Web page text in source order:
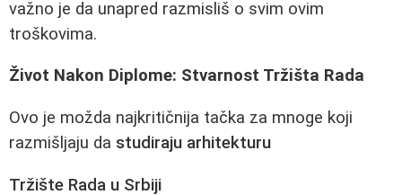
važno je da unapred razmisliš o svim ovim
troškovima.
Život Nakon Diplome: Stvarnost Tržišta Rada
Ovo je možda najkritičnija tačka za mnoge koji
razmišljaju da studiraju arhitekturu
Tržište Rada u Srbiji